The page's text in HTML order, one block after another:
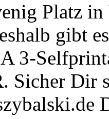
Platz in
gibt
3-
. Sicher Dir